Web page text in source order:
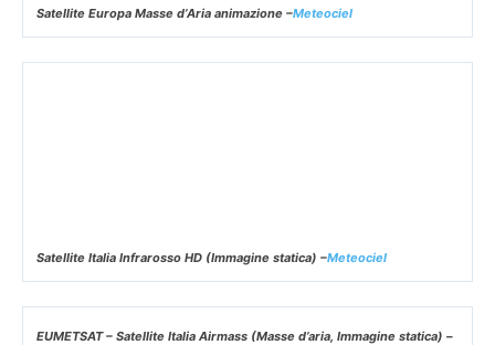
Satellite Europa Masse d’Aria animazione –Meteociel
Satellite Italia Infrarosso HD (Immagine statica) –Meteociel
EUMETSAT – Satellite Italia Airmass (Masse d’aria, Immagine statica) –